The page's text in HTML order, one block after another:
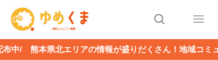
エリアの情報が盛りだくさん！地域コミュニティ新聞